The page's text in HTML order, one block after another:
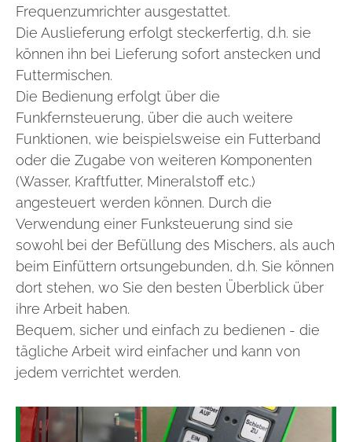
Frequenzumrichter ausgestattet.
Die Auslieferung erfolgt steckerfertig, d.h. sie
können ihn bei Lieferung sofort anstecken und
Futtermischen.
Die Bedienung erfolgt über die
Funkfernsteuerung, über die auch weitere
Funktionen, wie beispielsweise ein Futterband
oder die Zugabe von weiteren Komponenten
(Wasser, Kraftfutter, Mineralstoff etc.)
angesteuert werden können. Durch die
Verwendung einer Funksteuerung sind sie
sowohl bei der Befüllung des Mischers, als auch
beim Einfüttern ortsungebunden, d.h. Sie können
dort stehen, wo Sie den besten Überblick über
ihre Arbeit haben.
Bequem, sicher und einfach zu bedienen - die
tägliche Arbeit wird einfacher und kann von
jedem verrichtet werden.